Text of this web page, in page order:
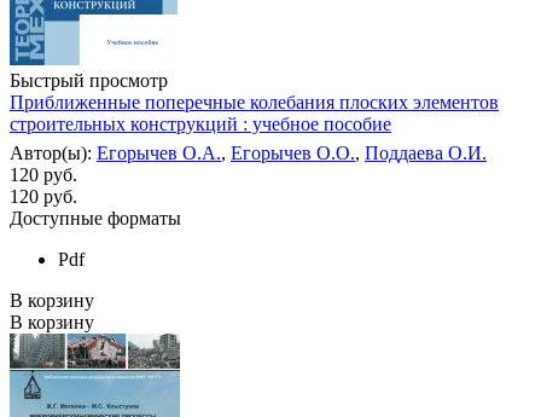
Быстрый просмотр
Приближенные поперечные колебания плоских элементов
строительных конструкций : учебное пособие
Автор(ы): Егорычев О.А., Егорычев О.О., Поддаева О.И.
120 руб.
120 руб.
Доступные форматы
Pdf
В корзину
В корзину